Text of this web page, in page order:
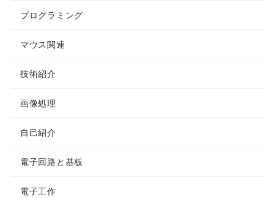
プログラミング
マウス関連
技術紹介
画像処理
自己紹介
電子回路と基板
電子工作